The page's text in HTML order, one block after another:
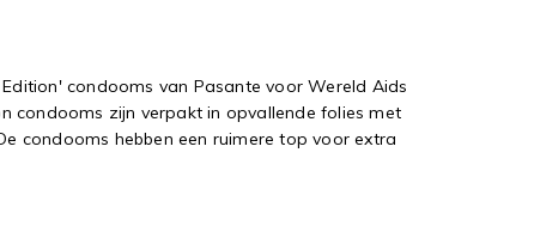
condooms van Pasante voor Wereld Aids
condooms zijn verpakt in opvallende folies met
condooms hebben een ruimere top voor extra